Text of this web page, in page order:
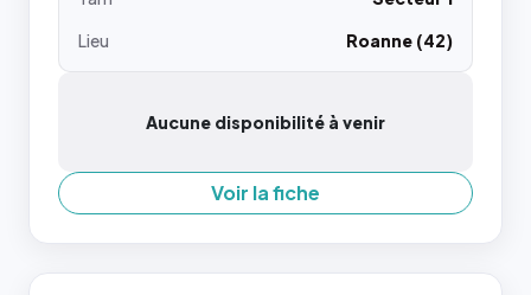
Lieu
Roanne (42)
Aucune disponibilité à venir
Voir la fiche